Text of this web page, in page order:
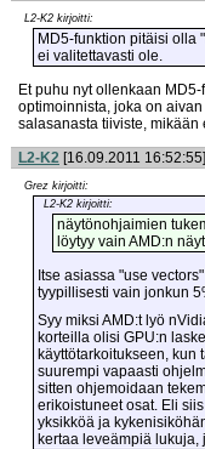
L2-K2 kirjoitti:
MD5-funktion pitäisi olla
ei valitettavasti ole.
Et puhu nyt ollenkaan
optimoinnista, joka on
salasanasta tiiviste, mikään
L2-K2 [16.09.2011 16:52:55]
Grez kirjoitti:
L2-K2 kirjoitti:
näytönohjaimien
löytyy vain AMD:n
Itse asiassa "use
tyypillisesti vain jonkun
Syy miksi AMD:t lyö
korteilla olisi GPU:n
käyttötarkoitukseen, kun
suurempi vapaasti
sitten ohjemoidaan
erikoistuneet osat. Eli
yksikköä ja
kertaa leveämpiä